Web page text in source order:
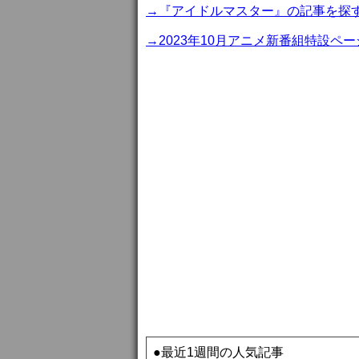
→『アイドルマスター』の記事を探
→2023年10月アニメ新番組特設ペー
●最近1週間の人気記事